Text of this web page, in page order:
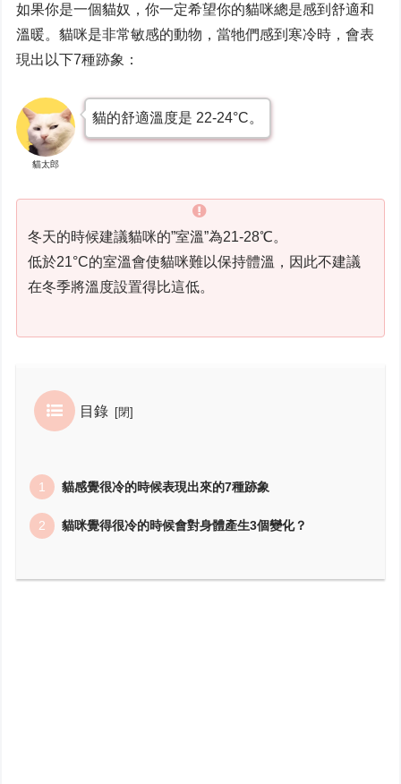
如果你是一個貓奴，你一定希望你的貓咪總是感到舒適和
溫暖。貓咪是非常敏感的動物，當牠們感到寒冷時，會表
現出以下7種跡象：
貓太郎
貓的舒適溫度是 22-24°C。
冬天的時候建議貓咪的”室溫”為21-28℃。
低於21°C的室溫會使貓咪難以保持體溫，因此不建議
在冬季將溫度設置得比這低。
目錄
貓感覺很冷的時候表現出來的7種跡象
貓咪覺得很冷的時候會對身體產生3個變化？